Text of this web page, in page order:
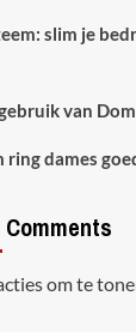
slim je
van
ring dames
om te